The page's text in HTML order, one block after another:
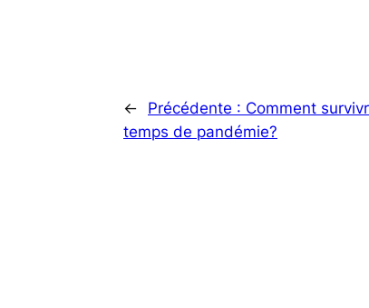
← Précédente : Comment
temps de pandémie?